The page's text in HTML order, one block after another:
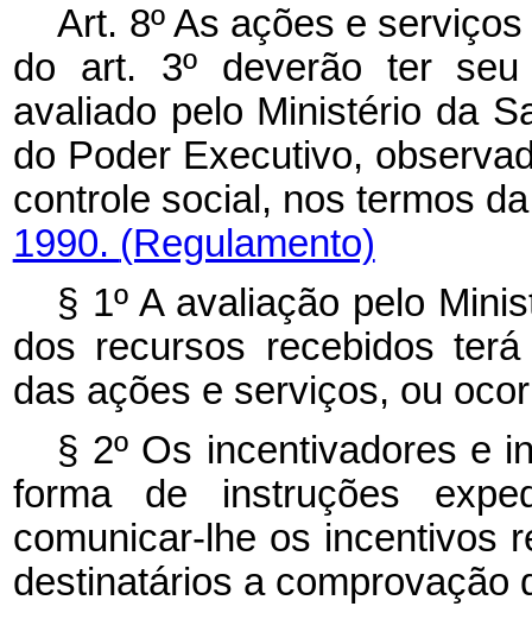
Art. 8º As ações e
do art. 3º deverão ter seu
avaliado pelo Ministério da
do Poder Executivo,
controle social, nos termos
1990. (Regulamento)
§ 1º A avaliação pelo
dos recursos recebidos
das ações e serviços, ou
§ 2º Os incentivadores e
forma de instruções
comunicar-lhe os incentivos
destinatários a comprovação